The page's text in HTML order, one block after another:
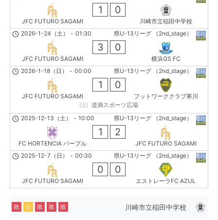
JFC FUTURO SAGAMI
1 0
川崎市立稲田中学校
県U-13リーグ （2nd_stage）
2026-1-24（土） - 01:30
JFC FUTURO SAGAMI
3 0
横浜GS FC
県U-13リーグ （2nd_stage）
2026-1-18（日） - 00:00
JFC FUTURO SAGAMI
1 0
フットワーククラブ寒川
道満スポーツ広場
県U-13リーグ （2nd_stage）
2025-12-13（土） - 10:00
FC HORTENCIA パープル
1 2
JFC FUTURO SAGAMI
県U-13リーグ （2nd_stage）
2025-12-7（日） - 00:30
JFC FUTURO SAGAMI
0 0
エストレーラFC AZUL
川崎市立稲田中学校
敗 分 敗 敗 敗